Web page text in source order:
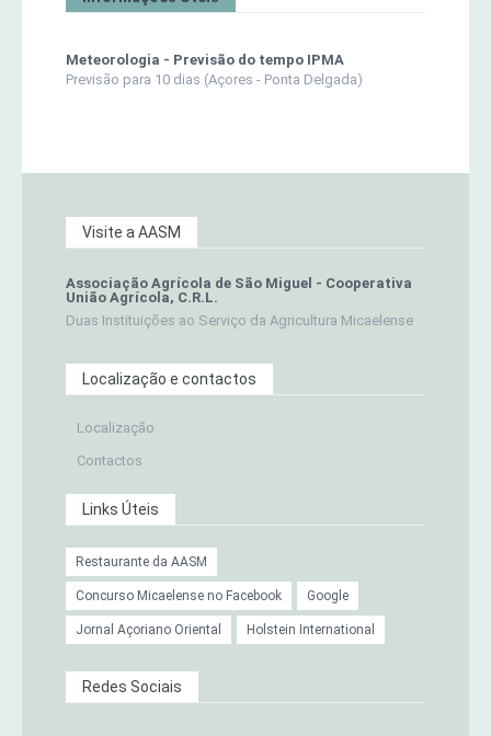
Meteorologia - Previsão do tempo IPMA
Previsão para 10 dias (Açores - Ponta Delgada)
Visite a AASM
Associação Agrícola de São Miguel - Cooperativa
União Agrícola, C.R.L.
Duas Instituições ao Serviço da Agricultura Micaelense
Localização e contactos
Localização
Contactos
Links Úteis
Restaurante da AASM
Concurso Micaelense no Facebook Google
Jornal Açoriano Oriental Holstein International
Redes Sociais